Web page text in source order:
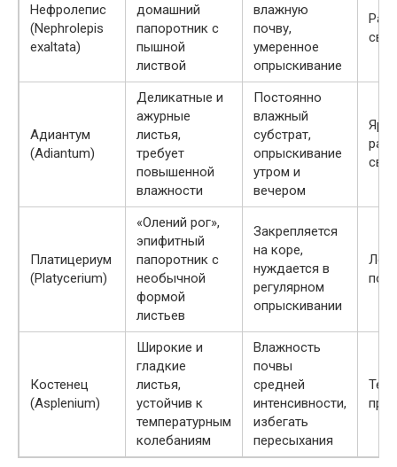
Нефролепис
(Nephrolepis
exaltata)
домашний
папоротник с
пышной
листвой
влажную
почву,
умеренное
опрыскивание
свет
Адиантум
(Adiantum)
Деликатные и
ажурные
листья,
требует
повышенной
влажности
Постоянно
влажный
субстрат,
опрыскивание
утром и
вечером
свет
Платицериум
(Platycerium)
«Олений рог»,
эпифитный
папоротник с
необычной
формой
листьев
Закрепляется
на коре,
нуждается в
регулярном
опрыскивании
Костенец
(Asplenium)
Широкие и
гладкие
листья,
устойчив к
температурным
колебаниям
Влажность
почвы
средней
интенсивности,
избегать
пересыхания